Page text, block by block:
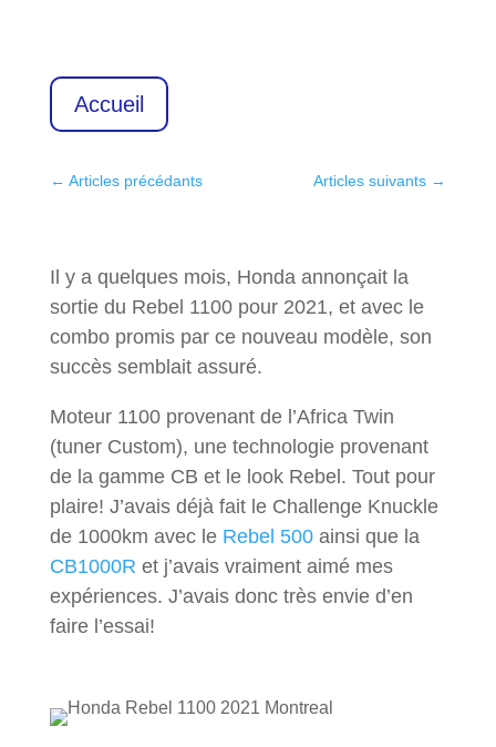
Accueil
← Articles précédants Articles suivants →
Il y a quelques mois, Honda annonçait la
sortie du Rebel 1100 pour 2021, et avec le
combo promis par ce nouveau modèle, son
succès semblait assuré.
Moteur 1100 provenant de l’Africa Twin
(tuner Custom), une technologie provenant
de la gamme CB et le look Rebel. Tout pour
plaire! J’avais déjà fait le Challenge Knuckle
de 1000km avec le Rebel 500ainsi que la
CB1000R et j’avais vraiment aimé mes
expériences. J’avais donc très envie d’en
faire l’essai!